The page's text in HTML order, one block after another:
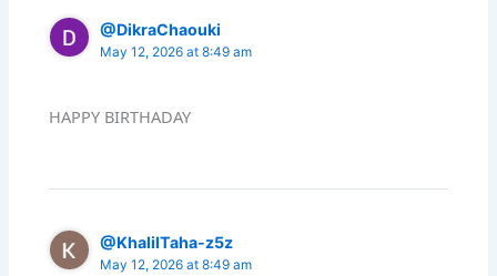
@DikraChaouki
May 12, 2026 at 8:49 am
HAPPY BIRTHADAY
@KhalilTaha-z5z
May 12, 2026 at 8:49 am